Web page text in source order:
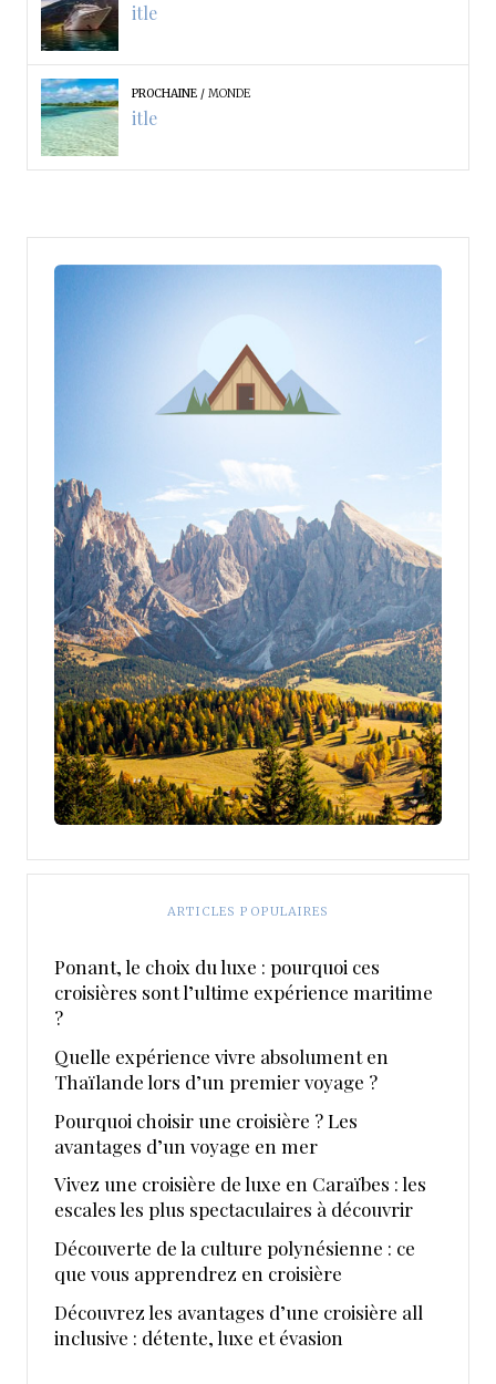
itle
PROCHAINE MONDE
itle
ARTICLES POPULAIRES
Ponant, le choix du luxe : pourquoi ces
croisières sont l’ultime expérience maritime
?
Quelle expérience vivre absolument en
Thaïlande lors d’un premier voyage ?
Pourquoi choisir une croisière ? Les
avantages d’un voyage en mer
Vivez une croisière de luxe en Caraïbes : les
escales les plus spectaculaires à découvrir
Découverte de la culture polynésienne : ce
que vous apprendrez en croisière
Découvrez les avantages d’une croisière all
inclusive : détente, luxe et évasion